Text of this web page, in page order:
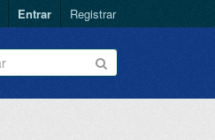
Entrar Registrar